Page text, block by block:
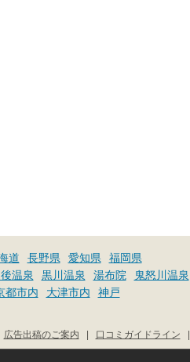
道 長野県 愛知県 福岡県
温泉 黒川温泉 湯布院 鬼怒川温泉
都市内 大津市内 神戸
|
口コミガイドライン
|
広告出稿のご案内